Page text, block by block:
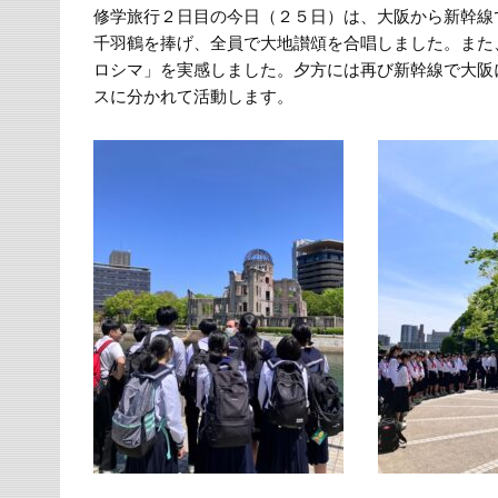
修学旅行２日目の今日（２５日）は、大阪から新幹
千羽鶴を捧げ、全員で大地讃頌を合唱しました。ま
ロシマ」を実感しました。夕方には再び新幹線で大
スに分かれて活動します。